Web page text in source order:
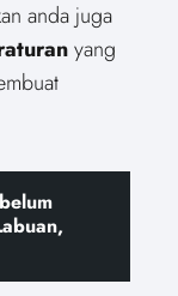
anda juga
yang